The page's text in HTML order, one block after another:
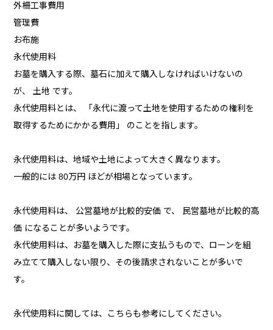
外柵工事費用
管理費
お布施
永代使用料
お墓を購入する際、墓石に加えて購入しなければいけないの
が、 土地 です。
永代使用料とは、 「永代に渡って土地を使用するための権利を
取得するためにかかる費用」 のことを指します。
永代使用料は、地域や土地によって大きく異なります。
一般的には 80万円 ほどが相場となっています。
永代使用料は、 公営墓地が比較的安価 で、 民営墓地が比較的高
価 になることが多いようです。
永代使用料は、お墓を購入した際に支払うもので、ローンを組
み立てて購入しない限り、その後請求されないことが多いで
す。
永代使用料に関しては、こちらも参考にしてください。